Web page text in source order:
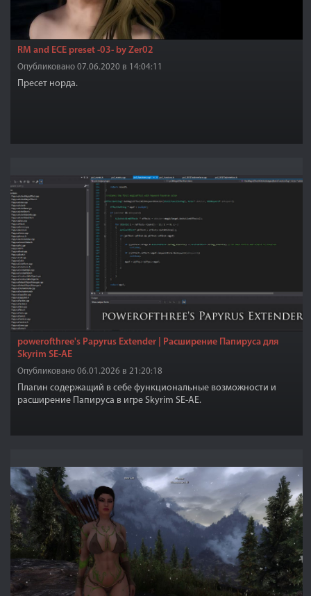
RM and ECE preset -03- by Zer02
Опубликовано 07.06.2020 в 14:04:11
Пресет норда.
powerofthree's Papyrus Extender | Расширение Папируса для
Skyrim SE-AE
Опубликовано 06.01.2026 в 21:20:18
Плагин содержащий в себе функциональные возможности и
расширение Папируса в игре Skyrim SE-AE.